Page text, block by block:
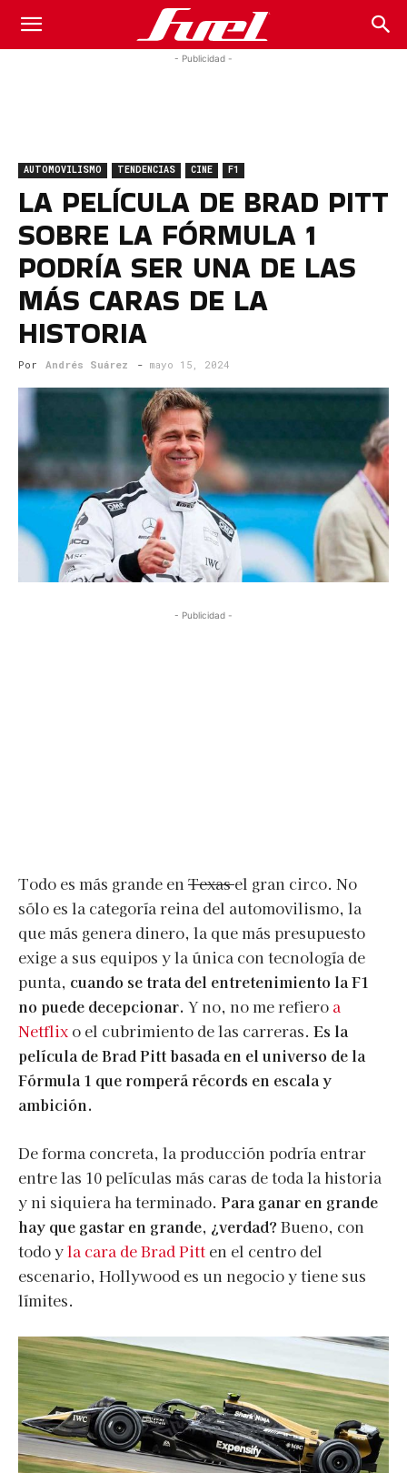
Fuel
Magazine
- Publicidad -
AUTOMOVILISMO TENDENCIAS CINE F1
LA PELÍCULA DE BRAD PITT
SOBRE LA FÓRMULA 1
PODRÍA SER UNA DE LAS
MÁS CARAS DE LA
HISTORIA
Por Andrés Suárez - mayo 15, 2024
- Publicidad -
Todo es más grande en Texasel gran circo. No
sólo es la categoría reina del automovilismo, la
que más genera dinero, la que más presupuesto
exige a sus equipos y la única con tecnología de
punta, cuando se trata del entretenimiento la F1
no puede decepcionar. Y no, no me refiero a
Netflix o el cubrimiento de las carreras. Es la
película de Brad Pitt basada en el universo de la
Fórmula 1 que romperá récords en escala y
ambición.
De forma concreta, la producción podría entrar
entre las 10 películas más caras de toda la historia
y ni siquiera ha terminado. Para ganar en grande
hay que gastar en grande, ¿verdad? Bueno, con
todo yla cara de Brad Pitt en el centro del
escenario, Hollywood es un negocio y tiene sus
límites.